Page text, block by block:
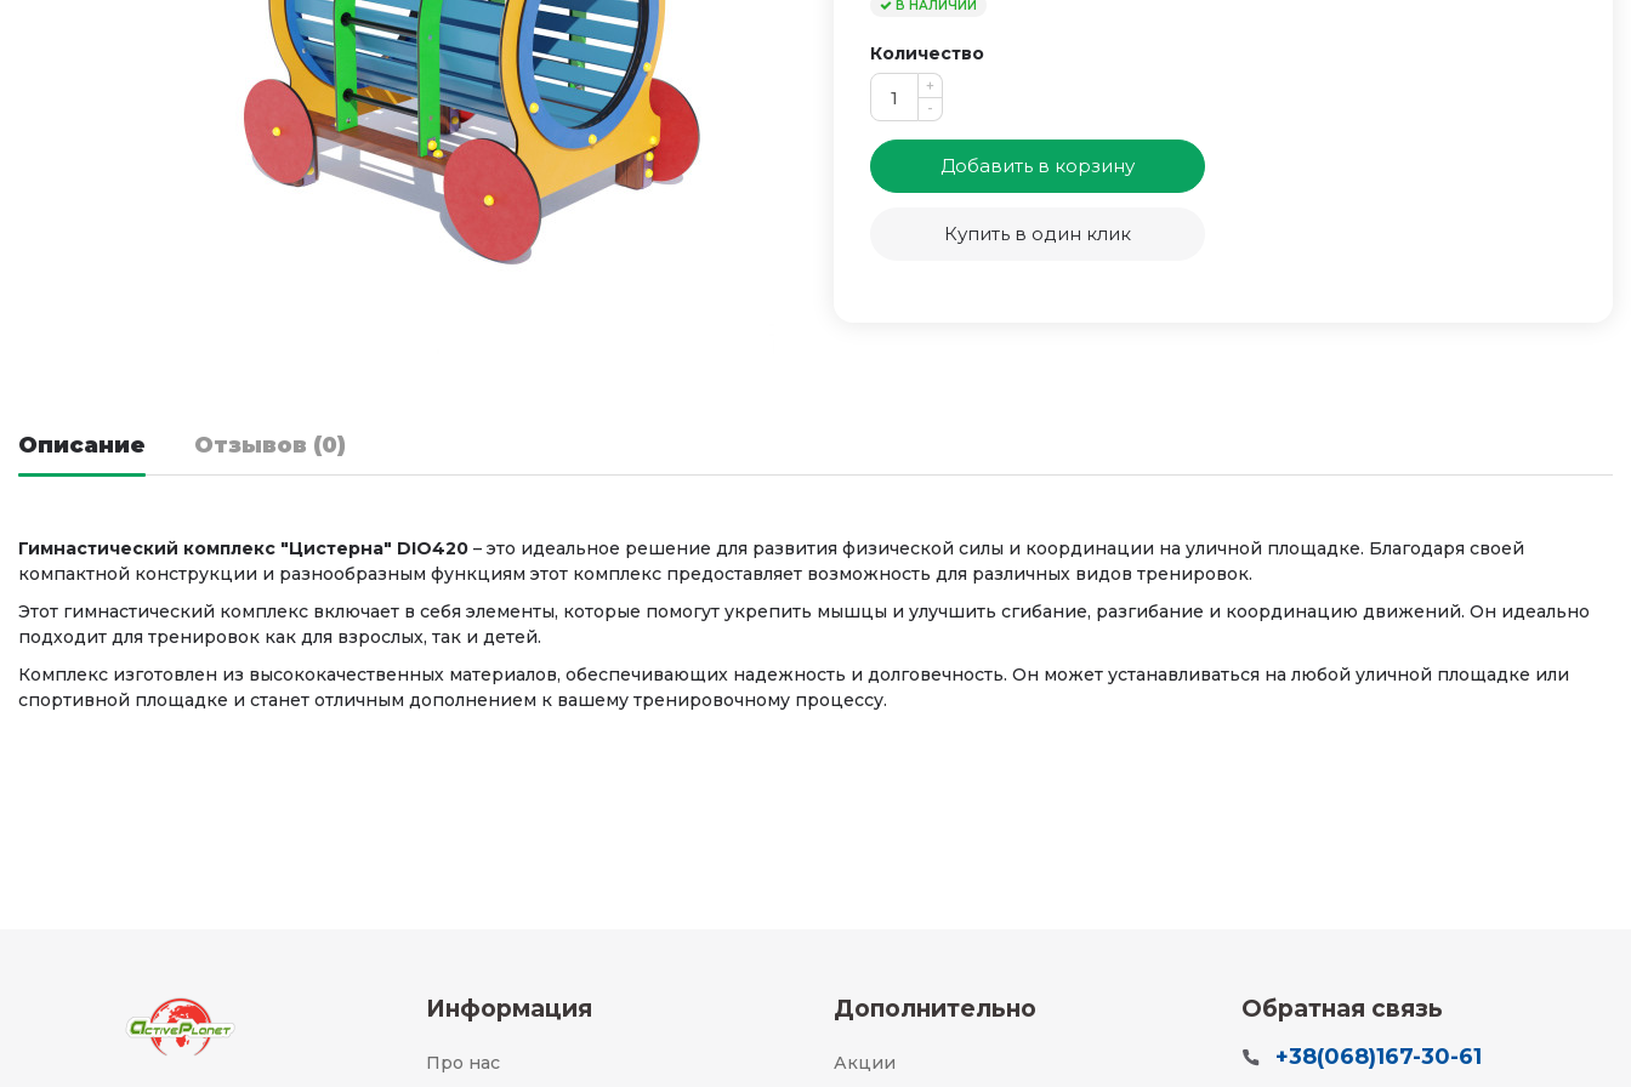
В НАЛИЧИИ
Количество
+
-
Добавить в корзину
Купить в один клик
Описание Отзывов (0)
Гимнастический комплекс "Цистерна" DIO420 – это идеальное решение для развития физической силы и координации на уличной площадке. Благодаря своей
компактной конструкции и разнообразным функциям этот комплекс предоставляет возможность для различных видов тренировок.
Этот гимнастический комплекс включает в себя элементы, которые помогут укрепить мышцы и улучшить сгибание, разгибание и координацию движений. Он идеально
подходит для тренировок как для взрослых, так и детей.
Комплекс изготовлен из высококачественных материалов, обеспечивающих надежность и долговечность. Он может устанавливаться на любой уличной площадке или
спортивной площадке и станет отличным дополнением к вашему тренировочному процессу.
Информация
Про нас
Дополнительно
Акции
Обратная связь
+38(068)167-30-61